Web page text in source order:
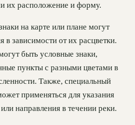
их расположение и форму.
на карте или плане могут
в зависимости от их расцветки.
быть условные знаки,
пункты с разными цветами в
Также, специальный
применяться для указания
направления в течении реки.